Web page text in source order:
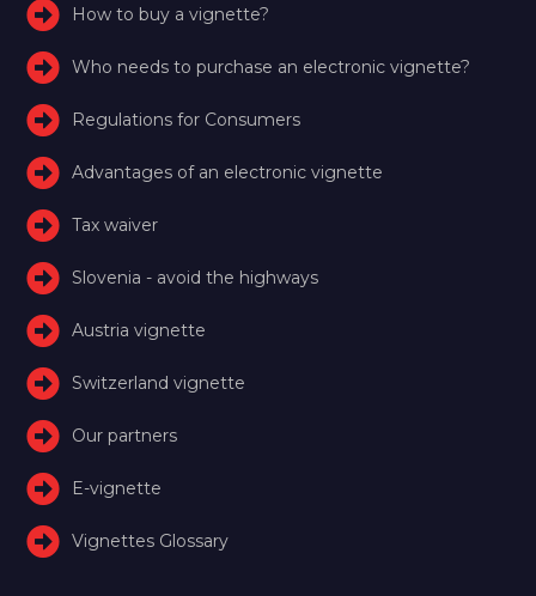
How to buy a vignette?
Who needs to purchase an electronic vignette?
Regulations for Consumers
Advantages of an electronic vignette
Tax waiver
Slovenia - avoid the highways
Austria vignette
Switzerland vignette
Our partners
E-vignette
Vignettes Glossary